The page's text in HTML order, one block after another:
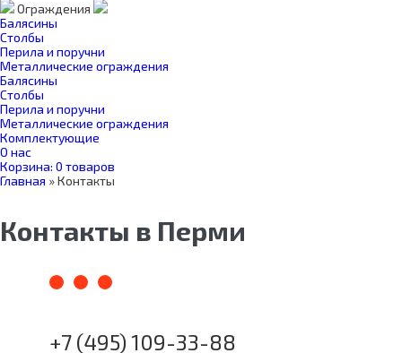
Ограждения
Балясины
Столбы
Перила и поручни
Металлические ограждения
Балясины
Столбы
Перила и поручни
Металлические ограждения
Комплектующие
О нас
Корзина: 0 товаров
Главная »Контакты
Контакты в Перми
+7 (495) 109-33-88